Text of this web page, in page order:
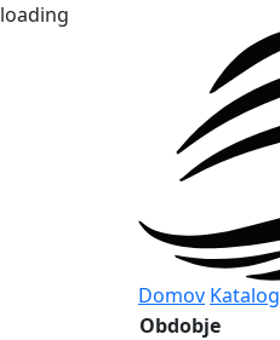
loading
Domov Katalog
Obdobje